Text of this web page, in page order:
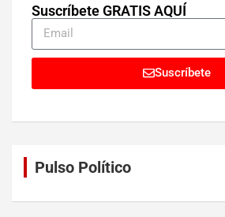
Suscríbete GRATIS AQUÍ
Suscríbete
Pulso Político